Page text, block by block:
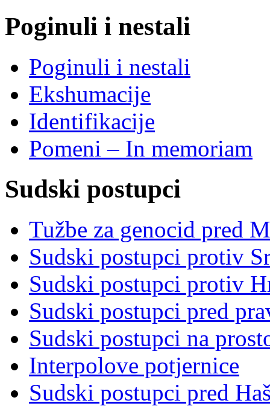
Poginuli i nestali
Poginuli i nestali
Ekshumacije
Identifikacije
Pomeni – In memoriam
Sudski postupci
Tužbe za genocid pred
Sudski postupci protiv
Sudski postupci protiv
Sudski postupci pred
Sudski postupci na
Interpolove potjernice
Sudski postupci pred